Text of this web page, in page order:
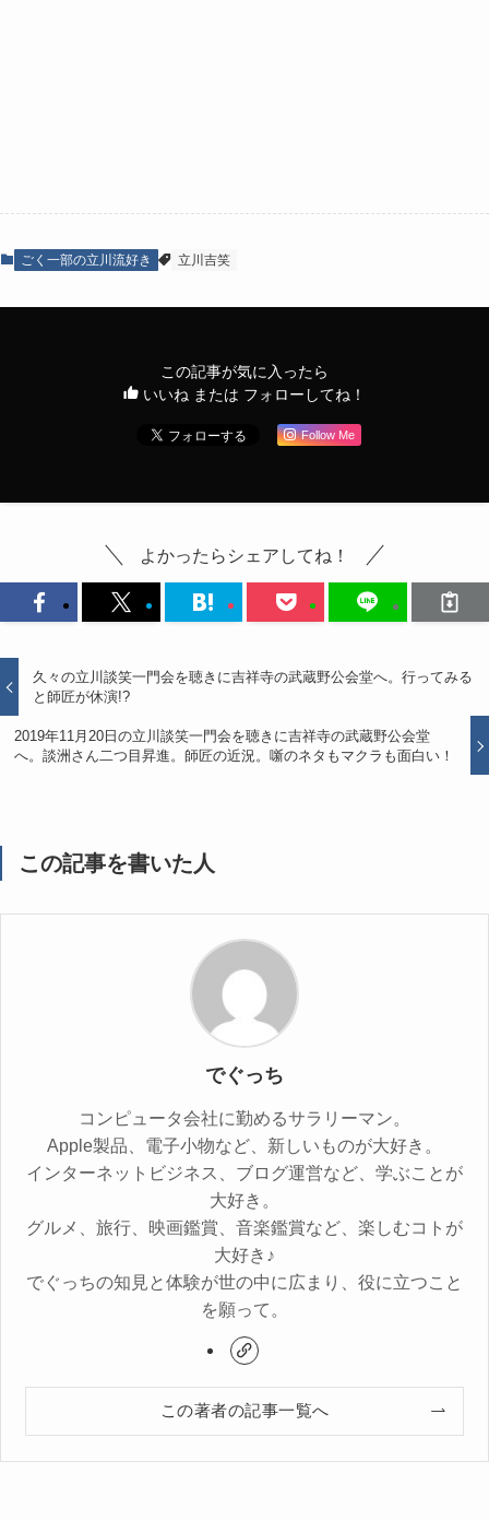
ごく一部の立川流好き 立川吉笑
この記事が気に入ったら
いいね または フォローしてね！
Follow Me
よかったらシェアしてね！
久々の立川談笑一門会を聴きに吉祥寺の武蔵野公会堂へ。行ってみる
と師匠が休演!?
2019年11月20日の立川談笑一門会を聴きに吉祥寺の武蔵野公会堂
へ。談洲さん二つ目昇進。師匠の近況。噺のネタもマクラも面白い！
この記事を書いた人
でぐっち
コンピュータ会社に勤めるサラリーマン。
Apple製品、電子小物など、新しいものが大好き。
インターネットビジネス、ブログ運営など、学ぶことが
大好き。
グルメ、旅行、映画鑑賞、音楽鑑賞など、楽しむコトが
大好き♪
でぐっちの知見と体験が世の中に広まり、役に立つこと
を願って。
この著者の記事一覧へ